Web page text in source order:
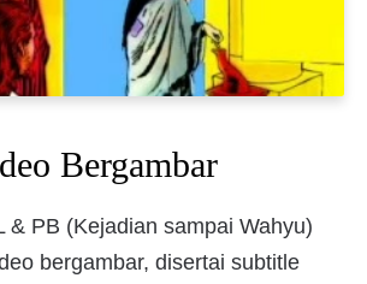
Bergambar
& PB (Kejadian sampai Wahyu)
bergambar, disertai subtitle